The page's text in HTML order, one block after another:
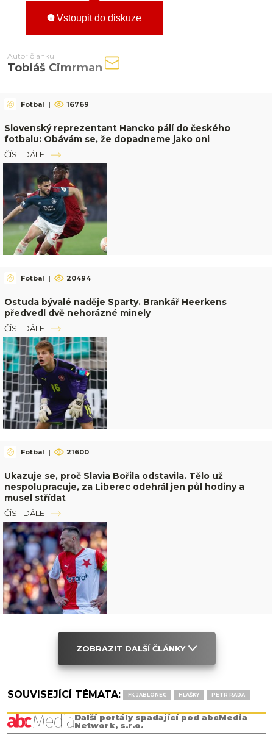
Vstoupit do diskuze
Autor článku
Tobiáš Cimrman
Fotbal | 16769
Slovenský reprezentant Hancko pálí do českého
fotbalu: Obávám se, že dopadneme jako oni
ČÍST DÁLE
Fotbal | 20494
Ostuda bývalé naděje Sparty. Brankář Heerkens
předvedl dvě nehorázné minely
ČÍST DÁLE
Fotbal | 21600
Ukazuje se, proč Slavia Bořila odstavila. Tělo už
nespolupracuje, za Liberec odehrál jen půl hodiny a
musel střídat
ČÍST DÁLE
ZOBRAZIT DALŠÍ ČLÁNKY
SOUVISEJÍCÍ TÉMATA: FK JABLONEC HLÁŠKY PETR RADA
Další portály spadající pod abcMedia
Network, s.r.o.